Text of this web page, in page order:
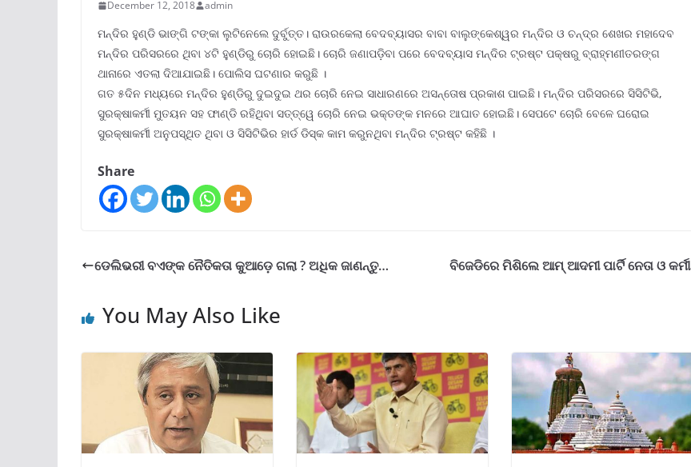
December 12, 2018 admin
ମନ୍ଦିର ହୁଣ୍ଡି ଭାଙ୍ଗି ଟଙ୍କା ଲୁଟିନେଲେ ଦୁର୍ବୁତ୍ତ। ରାଉରକେଲା ବେଦବ୍ୟାସର ବାବା ବାଲୁଙ୍କେଶ୍ୱର ମନ୍ଦିର ଓ ଚନ୍ଦ୍ର ଶେଖର ମହାଦେବ
ମନ୍ଦିର ପରିସରରେ ଥିବା ୪ଟି ହୁଣ୍ଡିରୁ ଚୋରି ହୋଇଛି। ଚୋରି ଜଣାପଡ଼ିବା ପରେ ବେଦବ୍ୟାସ ମନ୍ଦିର ଟ୍ରଷ୍ଟ ପକ୍ଷରୁ ବ୍ରାହ୍ମଣୀତରଙ୍ଗ
ଥାନାରେ ଏତଲା ଦିଆଯାଇଛି। ପୋଲିସ ଘଟଣାର କରୁଛି ।
ଗତ ୫ଦିନ ମଧ୍ୟରେ ମନ୍ଦିର ହୁଣ୍ଡିରୁ ଦୁଇଦୁଇ ଥର ଚୋରି ନେଇ ସାଧାରଣରେ ଅସନ୍ତୋଷ ପ୍ରକାଶ ପାଇଛି। ମନ୍ଦିର ପରିସରରେ ସିସିଟିଭି,
ସୁରକ୍ଷାକର୍ମୀ ମୁତୟନ ସହ ଫାଣ୍ଡି ରହିଥିବା ସତ୍ତ୍ୱେ ଚୋରି ନେଇ ଭକ୍ତଙ୍କ ମନରେ ଆଘାତ ହୋଇଛି। ସେପଟେ ଚୋରି ବେଳେ ଘରୋଇ
ସୁରକ୍ଷାକର୍ମୀ ଅନୁପସ୍ଥିତ ଥିବା ଓ ସିସିଟିଭିର ହାର୍ଡ ଡିସ୍କ କାମ କରୁନଥିବା ମନ୍ଦିର ଟ୍ରଷ୍ଟ କହିଛି ।
Share
ଡେଲିଭରୀ ବଏଙ୍କ ନୈତିକତା କୁଆଡ଼େ ଗଲା ? ଅଧିକ ଜାଣନ୍ତୁ… ବିଜେଡିରେ ମିଶିଲେ ଆମ୍‍ ଆଦମୀ ପାର୍ଟି ନେତା ଓ କର୍ମୀ
You May Also Like